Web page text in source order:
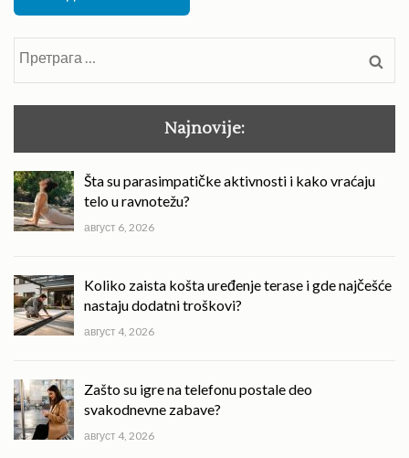
Najnovije:
Šta su parasimpatičke aktivnosti i kako vraćaju
telo u ravnotežu?
август 6, 2026
Koliko zaista košta uređenje terase i gde najčešće
nastaju dodatni troškovi?
август 4, 2026
Zašto su igre na telefonu postale deo
svakodnevne zabave?
август 4, 2026